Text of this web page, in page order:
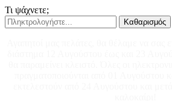
Τι ψάχνετε;
Καθαρισμός